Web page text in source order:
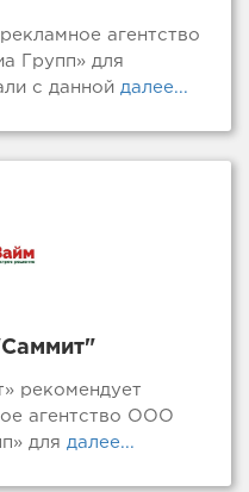
агентство
Групп» для
с даннойдалее...
рекомендует
агентство ООО
для далее...